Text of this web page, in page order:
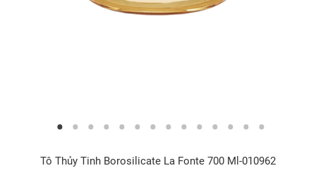
Tô Thủy Tinh Borosilicate La Fonte 700 Ml-010962